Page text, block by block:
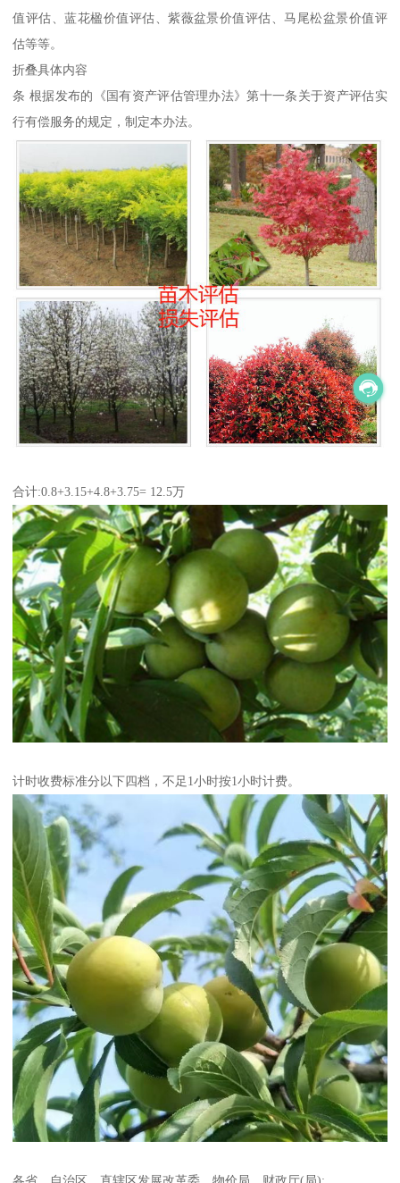
值评估、蓝花楹价值评估、紫薇盆景价值评估、马尾松盆景价值评
估等等。
折叠具体内容
条 根据发布的《国有资产评估管理办法》第十一条关于资产评估实
行有偿服务的规定，制定本办法。
合计:0.8+3.15+4.8+3.75= 12.5万
计时收费标准分以下四档，不足1小时按1小时计费。